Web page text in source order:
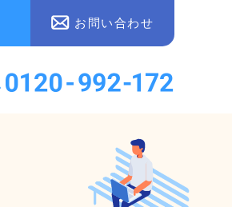
お問い合わせ